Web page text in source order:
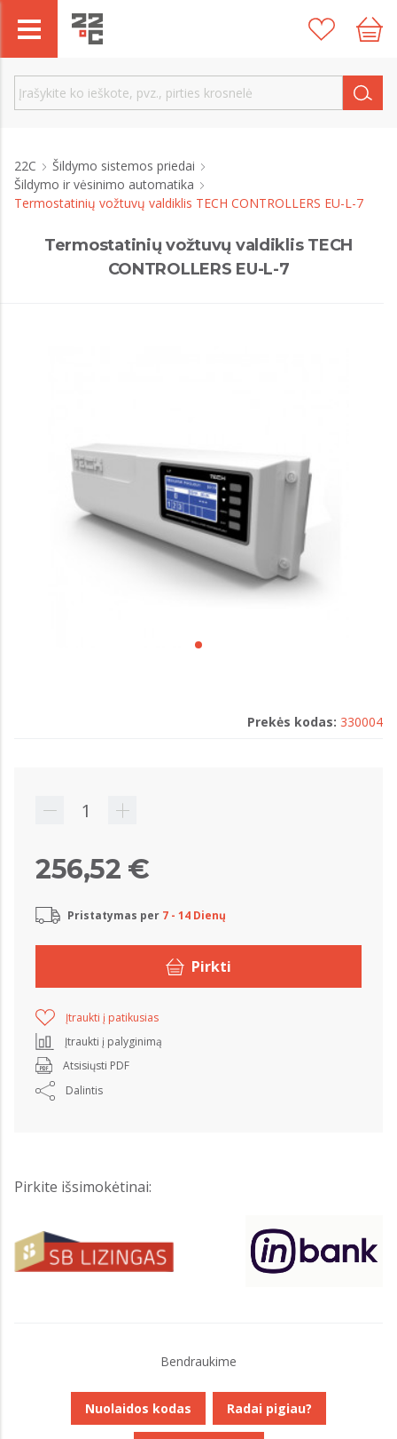
22C
Šildymo sistemos priedai
Šildymo ir vėsinimo automatika
Termostatinių vožtuvų valdiklis TECH CONTROLLERS EU-L-7
Termostatinių vožtuvų valdiklis TECH
CONTROLLERS EU-L-7
Prekės kodas: 330004
256,52 €
Pristatymas per 7 - 14 Dienų
Pirkti
Įtraukti į patikusias
Įtraukti į palyginimą
Atsisiųsti PDF
Dalintis
Pirkite išsimokėtinai:
Bendraukime
Nuolaidos kodas Radai pigiau?